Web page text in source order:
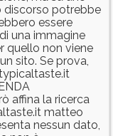
discorso potrebbe
essere
una immagine
quello non viene
sito. Se prova,
affina la ricerca
matteo
nessun dato,